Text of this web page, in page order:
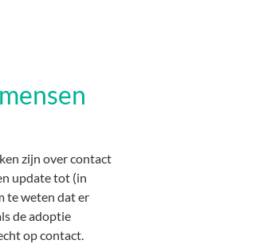
zijn over contact
update tot (in
te weten dat er
de adoptie
op contact.